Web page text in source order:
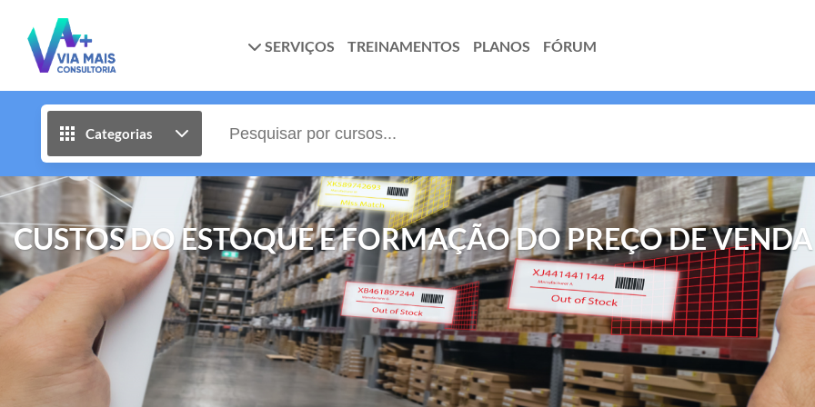
SERVIÇOS TREINAMENTOS PLANOS FÓRUM
Categorias
CUSTOS DO ESTOQUE E FORMAÇÃO DO PREÇO DE VENDA